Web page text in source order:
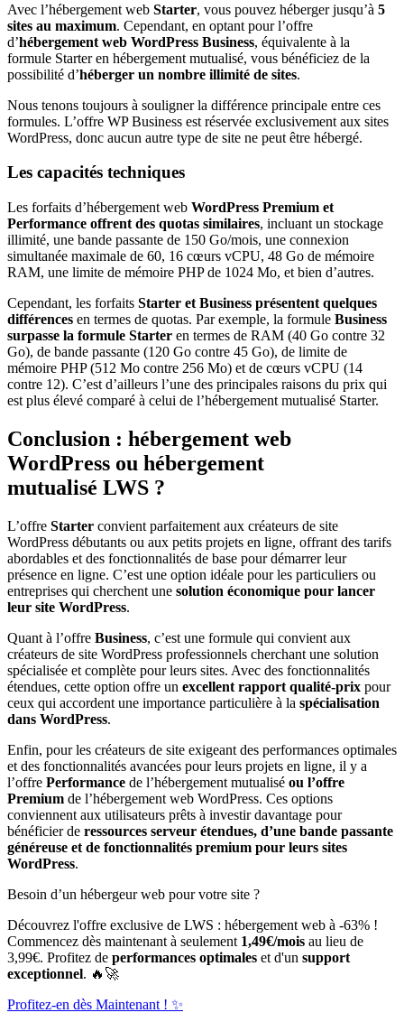
Avec l’hébergement web Starter, vous pouvez héberger jusqu’à 5
sites au maximum. Cependant, en optant pour l’offre
d’hébergement web WordPress Business, équivalente à la
formule Starter en hébergement mutualisé, vous bénéficiez de la
possibilité d’héberger un nombre illimité de sites.
Nous tenons toujours à souligner la différence principale entre ces
formules. L’offre WP Business est réservée exclusivement aux sites
WordPress, donc aucun autre type de site ne peut être hébergé.
Les capacités techniques
Les forfaits d’hébergement web WordPress Premium et
Performance offrent des quotas similaires, incluant un stockage
illimité, une bande passante de 150 Go/mois, une connexion
simultanée maximale de 60, 16 cœurs vCPU, 48 Go de mémoire
RAM, une limite de mémoire PHP de 1024 Mo, et bien d’autres.
Cependant, les forfaits Starter et Business présentent quelques
différences en termes de quotas. Par exemple, la formule Business
surpasse la formule Starter en termes de RAM (40 Go contre 32
Go), de bande passante (120 Go contre 45 Go), de limite de
mémoire PHP (512 Mo contre 256 Mo) et de cœurs vCPU (14
contre 12). C’est d’ailleurs l’une des principales raisons du prix qui
est plus élevé comparé à celui de l’hébergement mutualisé Starter.
Conclusion : hébergement web
WordPress ou hébergement
mutualisé LWS ?
L’offre Starter convient parfaitement aux créateurs de site
WordPress débutants ou aux petits projets en ligne, offrant des tarifs
abordables et des fonctionnalités de base pour démarrer leur
présence en ligne. C’est une option idéale pour les particuliers ou
entreprises qui cherchent une solution économique pour lancer
leur site WordPress.
Quant à l’offre Business, c’est une formule qui convient aux
créateurs de site WordPress professionnels cherchant une solution
spécialisée et complète pour leurs sites. Avec des fonctionnalités
étendues, cette option offre un excellent rapport qualité-prix pour
ceux qui accordent une importance particulière à la spécialisation
dans WordPress.
Enfin, pour les créateurs de site exigeant des performances optimales
et des fonctionnalités avancées pour leurs projets en ligne, il y a
l’offre Performance de l’hébergement mutualisé ou l’offre
Premium de l’hébergement web WordPress. Ces options
conviennent aux utilisateurs prêts à investir davantage pour
bénéficier de ressources serveur étendues, d’une bande passante
généreuse et de fonctionnalités premium pour leurs sites
WordPress.
Besoin d’un hébergeur web pour votre site ?
Découvrez l'offre exclusive de LWS : hébergement web à -63% !
Commencez dès maintenant à seulement 1,49€/mois au lieu de
3,99€. Profitez de performances optimales et d'un support
exceptionnel. 🔥🚀
Profitez-en dès Maintenant ! ✨